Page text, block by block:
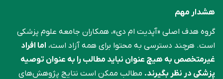
هشدار مهم
گروه هدف اصلی «آپدیت ام دی»، همکاران جامعه علوم ‌پزشکی
است. هرچند دسترسی به محتوا برای همه آزاد است، اما افراد
غیرمتخصص به هیچ عنوان نباید مطالب را به عنوان توصیه
پزشکی در نظر بگیرند. مطالب ممکن است نتایج پژوهش‌های